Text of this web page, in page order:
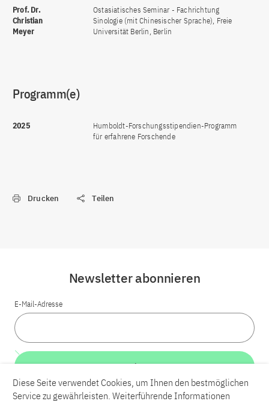
Prof. Dr.
Christian
Meyer
Ostasiatisches Seminar - Fachrichtung
Sinologie (mit Chinesischer Sprache), Freie
Universität Berlin, Berlin
Programm(e)
2025
Humboldt-Forschungsstipendien-Programm
für erfahrene Forschende
Drucken Teilen
Newsletter abonnieren
E-Mail-Adresse
Weiter
Diese Seite verwendet Cookies, um Ihnen den bestmöglichen
Service zu gewährleisten. Weiterführende Informationen